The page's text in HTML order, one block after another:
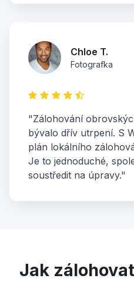
Chloe T.
Fotografka
"Zálohování
bývalo dřív utrpení. S
plán lokálního
Je to jednoduché,
soustředit na úpravy."
Jak